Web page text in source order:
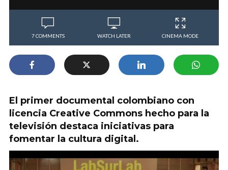
7 COMMENTS WATCH LATER CINEMA MODE
El primer documental colombiano con
licencia Creative Commons hecho para la
televisión destaca iniciativas para
fomentar la cultura digital.